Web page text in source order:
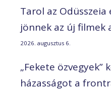
Tarol az Odüsszeia
jönnek az új filmek
2026. augusztus 6.
„Fekete özvegyek”
házasságot a